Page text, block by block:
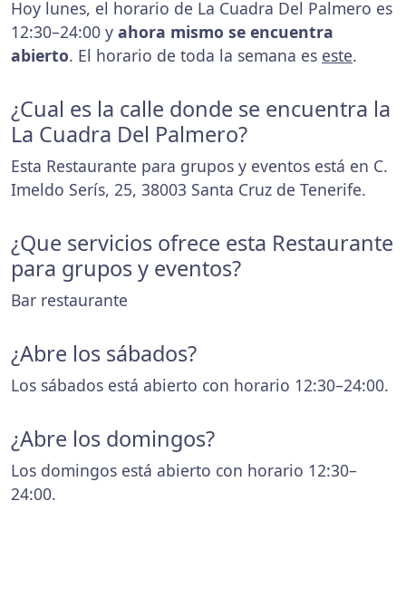
Hoy lunes, el horario de La Cuadra Del Palmero es
12:30–24:00 y ahora mismo se encuentra
abierto. El horario de toda la semana es este.
¿Cual es la calle donde se encuentra la
La Cuadra Del Palmero?
Esta Restaurante para grupos y eventos está en C.
Imeldo Serís, 25, 38003 Santa Cruz de Tenerife.
¿Que servicios ofrece esta Restaurante
para grupos y eventos?
Bar restaurante
¿Abre los sábados?
Los sábados está abierto con horario 12:30–24:00.
¿Abre los domingos?
Los domingos está abierto con horario 12:30–
24:00.